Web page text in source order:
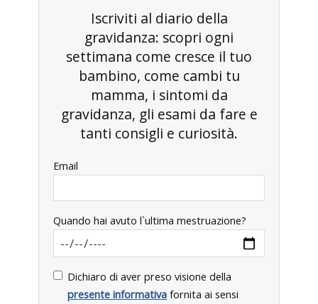
Iscriviti al diario della
gravidanza: scopri ogni
settimana come cresce il tuo
bambino, come cambi tu
mamma, i sintomi da
gravidanza, gli esami da fare e
tanti consigli e curiosità.
Email
Quando hai avuto l`ultima mestruazione?
Dichiaro di aver preso visione della
presente informativa fornita ai sensi